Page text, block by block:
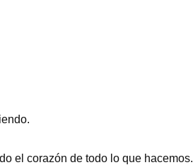
el corazón de todo lo que hacemos.